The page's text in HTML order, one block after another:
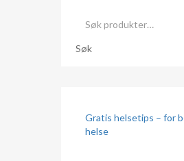
etter:
Søk
Gratis helsetips – for
helse